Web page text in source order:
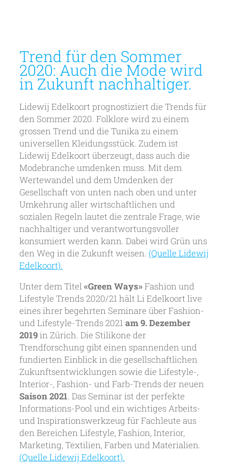
Trend für den Sommer
2020: Auch die Mode wird
in Zukunft nachhaltiger.
Lidewij Edelkoort prognostiziert die Trends für
den Sommer 2020. Folklore wird zu einem
grossen Trend und die Tunika zu einem
universellen Kleidungsstück. Zudem ist
Lidewij Edelkoort überzeugt, dass auch die
Modebranche umdenken muss. Mit dem
Wertewandel und dem Umdenken der
Gesellschaft von unten nach oben und unter
Umkehrung aller wirtschaftlichen und
sozialen Regeln lautet die zentrale Frage, wie
nachhaltiger und verantwortungsvoller
konsumiert werden kann. Dabei wird Grün uns
den Weg in die Zukunft weisen. (Quelle Lidewij
Edelkoort).
Unter dem Titel«Green Ways»Fashion und
Lifestyle Trends 2020/21 hält Li Edelkoort live
eines ihrer begehrten Seminare über Fashion-
und Lifestyle-Trends 2021am 9. Dezember
2019in Zürich. Die Stilikone der
Trendforschung gibt einen spannenden und
fundierten Einblick in die gesellschaftlichen
Zukunftsentwicklungen sowie die Lifestyle-,
Interior-, Fashion- und Farb-Trends der neuen
Saison 2021. Das Seminar ist der perfekte
Informations-Pool und ein wichtiges Arbeits-
und Inspirationswerkzeug für Fachleute aus
den Bereichen Lifestyle, Fashion, Interior,
Marketing, Textilien, Farben und Materialien.
(Quelle Lidewij Edelkoort).